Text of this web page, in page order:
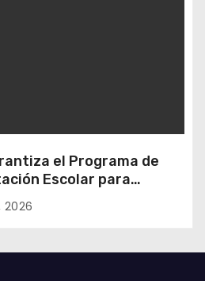
el Programa de
Escolar para
de instituciones
2026